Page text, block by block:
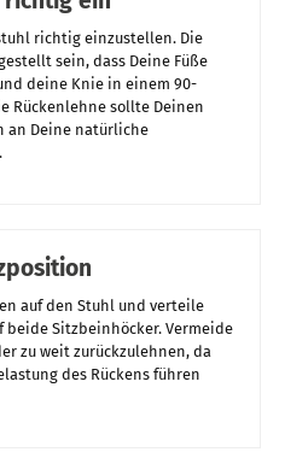
richtig einzustellen. Die
sein, dass Deine Füße
deine Knie in einem 90-
Rückenlehne sollte Deinen
an Deine natürliche
auf den Stuhl und verteile
Sitzbeinhöcker. Vermeide
zu weit zurückzulehnen, da
des Rückens führen